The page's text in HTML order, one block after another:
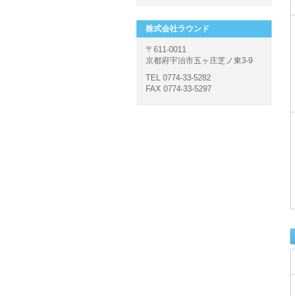
株式会社ラウンド
〒611-0011
京都府宇治市五ヶ庄芝ノ東3-9
TEL 0774-33-5282
FAX 0774-33-5297